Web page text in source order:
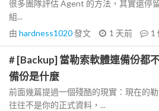
很多團隊評估 Agent 的方法，其實還停
組...
由 hardness1020發文 1 天前 1
# [Backup] 當勒索軟體連備份都
備份是什麼
前面幾篇提過一個殘酷的現實：現在的
往往不是你的正式資料，...